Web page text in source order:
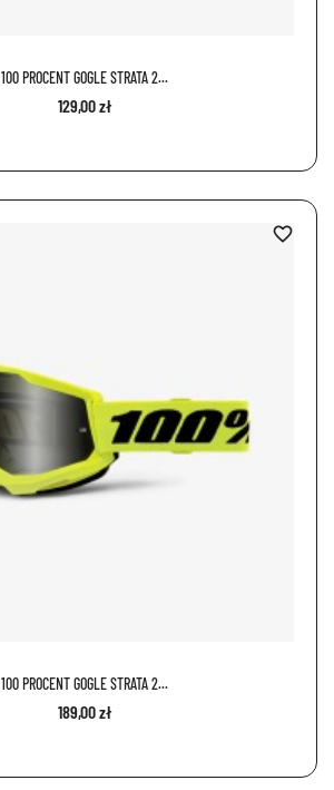
100 PROCENT GOGLE STRATA 2...
129,00 zł
100 PROCENT GOGLE STRATA 2...
189,00 zł
favorite_border